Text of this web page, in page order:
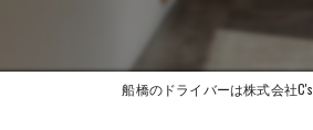
船橋のドライバーは株式会社C's